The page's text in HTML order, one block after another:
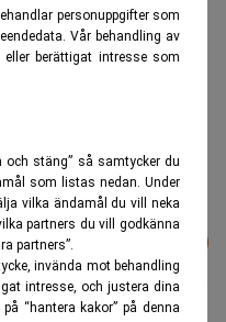
personuppgifter som
Vår behandling av
eller berättigat intresse som
och stäng” så samtycker du
som listas nedan. Under
vilka ändamål du vill neka
partners du vill godkänna
partners”.
invända mot behandling
intresse, och justera dina
“hantera kakor” på denna
kan
Ett varningens
och de höga